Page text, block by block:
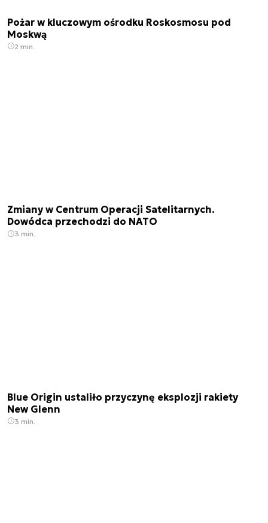
Pożar w kluczowym ośrodku Roskosmosu pod
Moskwą
2 min.
Zmiany w Centrum Operacji Satelitarnych.
Dowódca przechodzi do NATO
3 min.
Blue Origin ustaliło przyczynę eksplozji rakiety
New Glenn
3 min.